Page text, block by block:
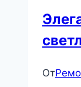
От